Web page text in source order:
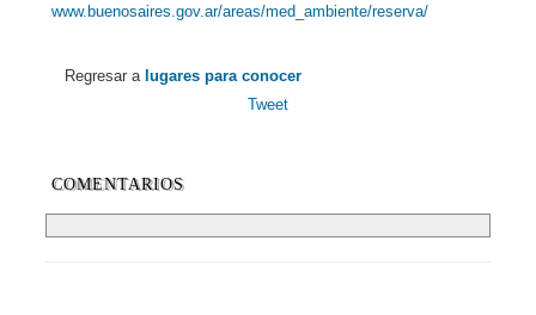
www.buenosaires.gov.ar/areas/med_ambiente/reserva/
Regresar a lugares para conocer
Tweet
COMENTARIOS